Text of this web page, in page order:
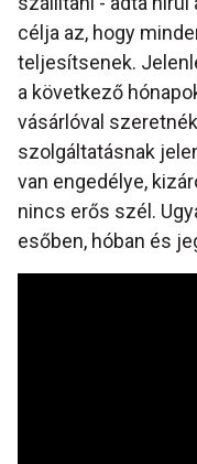
célja az, hogy
teljesítsenek.
a következő
vásárlóval
szolgáltatásnak
van engedélye,
nincs erős szél.
esőben, hóban és